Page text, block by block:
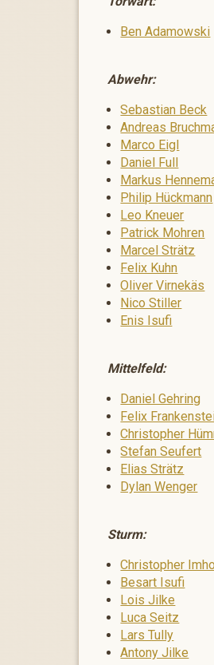
Ben Adamowski
Abwehr:
Sebastian Beck
Andreas
Marco Eigl
Daniel Full
Markus
Philip Hückmann
Leo Kneuer
Patrick Mohren
Marcel Strätz
Felix Kuhn
Oliver Virnekäs
Nico Stiller
Enis Isufi
Mittelfeld:
Daniel Gehring
Felix
Christopher
Stefan Seufert
Elias Strätz
Dylan Wenger
Sturm:
Christopher
Besart Isufi
Lois Jilke
Luca Seitz
Lars Tully
Antony Jilke